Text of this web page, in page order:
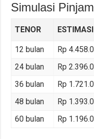
Simulasi
TENOR
12 bulan
Rp
24 bulan
Rp
36 bulan
Rp
48 bulan
Rp
60 bulan
Rp